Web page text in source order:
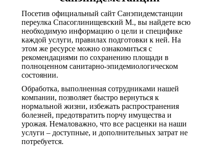
Посетив официальный сайт Санэпидемстанции
переулка Спасоглинищевский М., вы найдете всю
необходимую информацию о цели и специфике
каждой услуги, правилах подготовки к ней. На
этом же ресурсе можно ознакомиться с
рекомендациями по сохранению площади в
полноценном санитарно-эпидемиологическом
состоянии.
Обработка, выполненная сотрудниками нашей
компании, позволяет быстро вернуться к
нормальной жизни, избежать распространения
болезней, предотвратить порчу имущества и
урожая. Немаловажно, что все расценки на наши
услуги – доступные, и дополнительных затрат не
потребуется.